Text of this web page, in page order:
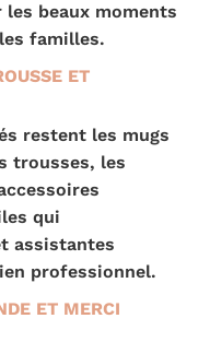
beaux moments
familles.
ET
restent les mugs
trousses, les
qui
assistantes
professionnel.
ET MERCI